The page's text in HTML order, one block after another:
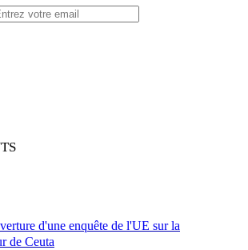
d'une enquête de l'UE sur la
de Ceuta